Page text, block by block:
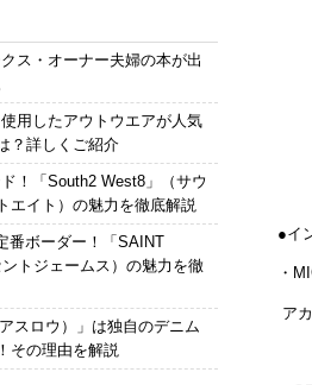
●イ
・
ア
ス・オーナー夫婦の本が出
用したアウトウエアが人気
？詳しくご紹介
！「South2 West8」（サウ
エイト）の魅力を徹底解説
番ボーダー！「SAINT
トジェームス）の魅力を徹
アスロウ）」は独自のデニム
その理由を解説